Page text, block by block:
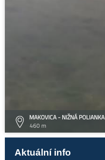
MAKOVICA - NIŽNÁ POLIANKA
460 m
Aktuální info